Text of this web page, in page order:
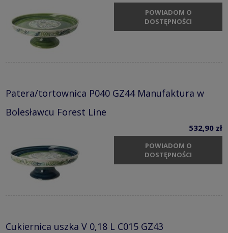
POWIADOM O
DOSTĘPNOŚCI
Patera/tortownica P040 GZ44 Manufaktura w
Bolesławcu Forest Line
532,90 zł
POWIADOM O
DOSTĘPNOŚCI
Cukiernica uszka V 0,18 L C015 GZ43